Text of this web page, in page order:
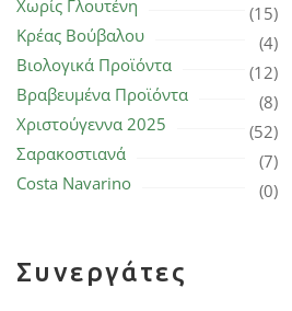
Χωρίς Γλουτένη
(15)
Κρέας Βούβαλου
(4)
Βιολογικά Προϊόντα
(12)
Βραβευμένα Προϊόντα
(8)
Χριστούγεννα 2025
(52)
Σαρακοστιανά
(7)
Costa Navarino
(0)
Συνεργάτες